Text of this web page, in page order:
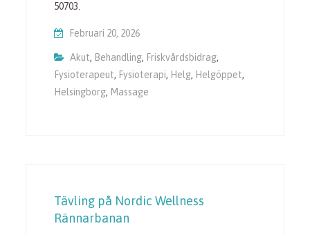
50703.
Februari 20, 2026
Akut, Behandling, Friskvårdsbidrag,
Fysioterapeut, Fysioterapi, Helg, Helgöppet,
Helsingborg, Massage
Tävling på Nordic Wellness
Rännarbanan